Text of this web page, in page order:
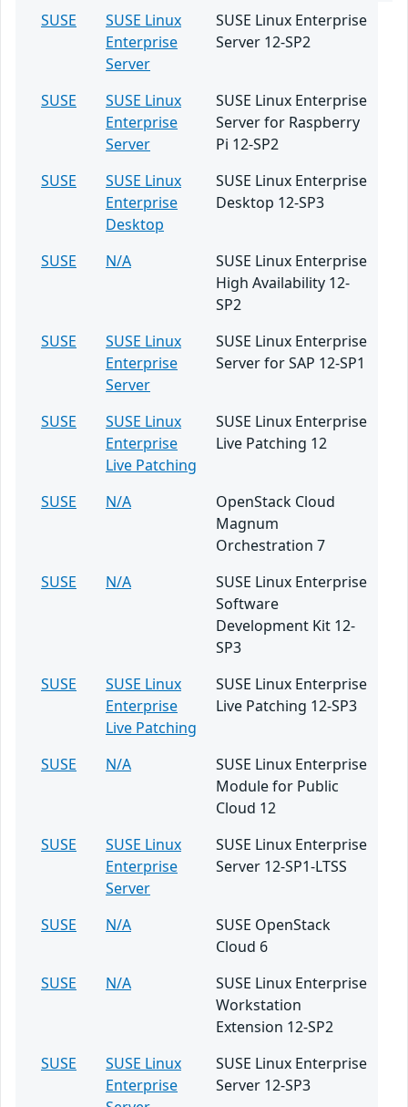
SUSE
SUSE Linux
Enterprise
Server
SUSE Linux Enterprise
Server 12-SP2
SUSE
SUSE Linux
Enterprise
Server
SUSE Linux Enterprise
Server for Raspberry
Pi 12-SP2
SUSE
SUSE Linux
Enterprise
Desktop
SUSE Linux Enterprise
Desktop 12-SP3
SUSE N/A
SUSE Linux Enterprise
High Availability 12-
SP2
SUSE
SUSE Linux
Enterprise
Server
SUSE Linux Enterprise
Server for SAP 12-SP1
SUSE
SUSE Linux
Enterprise
Live Patching
SUSE Linux Enterprise
Live Patching 12
SUSE N/A
OpenStack Cloud
Magnum
Orchestration 7
SUSE
N/A
SUSE Linux Enterprise
Software
Development Kit 12-
SP3
SUSE
SUSE Linux
Enterprise
Live Patching
SUSE Linux Enterprise
Live Patching 12-SP3
SUSE N/A
SUSE Linux Enterprise
Module for Public
Cloud 12
SUSE
SUSE Linux
Enterprise
Server
SUSE Linux Enterprise
Server 12-SP1-LTSS
SUSE N/A
SUSE OpenStack
Cloud 6
SUSE
N/A
SUSE Linux Enterprise
Workstation
Extension 12-SP2
SUSE
SUSE Linux
Enterprise
SUSE Linux Enterprise
Server 12-SP3